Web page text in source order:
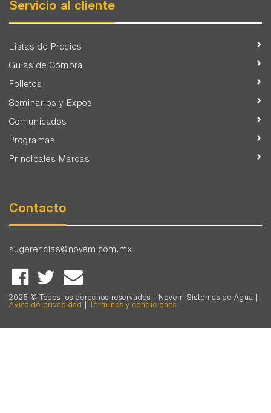
Servicio al cliente
Listas de Precios
Guías de Compra
Folletos
Seminarios y Expos
Comunicados
Programas
Principales Marcas
Contacto
sugerencias@novem.com.mx
2025 © Todos los derechos reservados - Novem Sistemas de Agua |
Aviso de privacidad
Términos y condiciones